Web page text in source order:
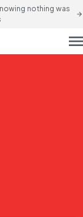
nothing was
arrow_forward